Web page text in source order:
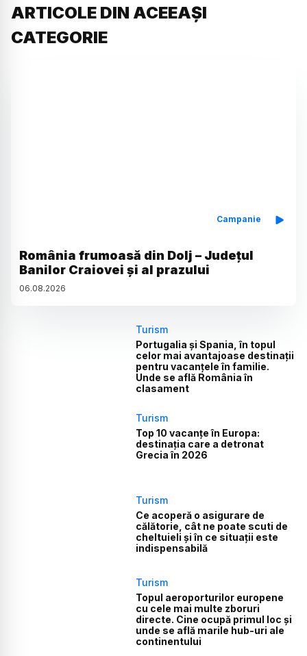
ARTICOLE DIN ACEEAȘI
CATEGORIE
Campanie
România frumoasă din Dolj – Județul
Banilor Craiovei și al prazului
06.08.2026
Turism
Portugalia și Spania, în topul
celor mai avantajoase destinații
pentru vacanțele în familie.
Unde se află România în
clasament
Turism
Top 10 vacanțe în Europa:
destinația care a detronat
Grecia în 2026
Turism
Ce acoperă o asigurare de
călătorie, cât ne poate scuti de
cheltuieli și în ce situații este
indispensabilă
Turism
Topul aeroporturilor europene
cu cele mai multe zboruri
directe. Cine ocupă primul loc și
unde se află marile hub-uri ale
continentului